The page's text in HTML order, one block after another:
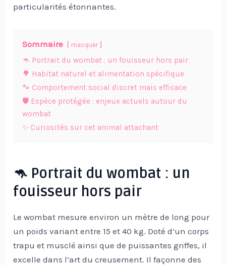
particularités étonnantes.
Sommaire masquer
🦘 Portrait du wombat : un fouisseur hors pair
🌳 Habitat naturel et alimentation spécifique
🐾 Comportement social discret mais efficace
🛡️ Espèce protégée : enjeux actuels autour du
wombat
✨ Curiosités sur cet animal attachant
🦘 Portrait du wombat : un
fouisseur hors pair
Le wombat mesure environ un mètre de long pour
un poids variant entre 15 et 40 kg. Doté d’un corps
trapu et musclé ainsi que de puissantes griffes, il
excelle dans l’art du creusement. Il façonne des